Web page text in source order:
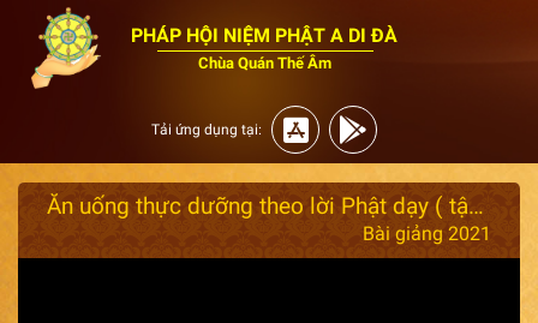
PHÁP HỘI NIỆM PHẬT A DI ĐÀ
Chùa Quán Thế Âm
Tải ứng dụng tại:
Ăn uống thực dưỡng theo lời Phật dạy ( tập 2 ) Ngày 23/10/2021
Bài giảng 2021